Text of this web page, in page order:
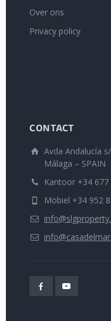
Over ons
Privacy policy
CONTACT
Avda Andalucía
Málaga – SPAIN
Kantoor +34 677
Mobiel +34 952